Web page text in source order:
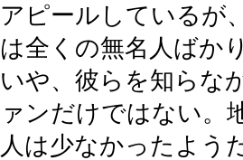
アピールしているが
は全くの無名人ばか
いや、彼らを知らな
ァンだけではない。
人は少なかったよう